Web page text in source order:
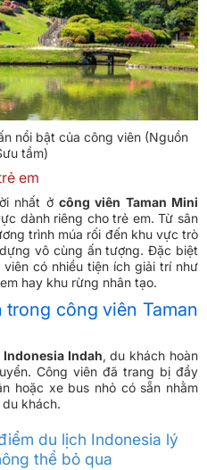
nổi bật của công viên (Nguồn
tầm)
em
nhất ở công viên Taman Mini
dành riêng cho trẻ em. Từ sân
trình múa rối đến khu vực trò
vô cùng ấn tượng. Đặc biệt
có nhiều tiện ích giải trí như
hay khu rừng nhân tạo.
công viên Taman
Indah, du khách hoàn
Công viên đã trang bị đầy
hoặc xe bus nhỏ có sẵn nhằm
khách.
du lịch Indonesia lý
thể bỏ qua